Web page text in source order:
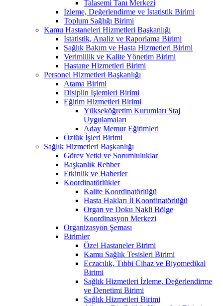
Talasemi Tanı Merkezi
İzleme, Değerlendirme ve İstatistik Birimi
Toplum Sağlığı Birimi
Kamu Hastaneleri Hizmetleri Başkanlığı
İstatistik, Analiz ve Raporlama Birimi
Sağlık Bakım ve Hasta Hizmetleri Birimi
Verimlilik ve Kalite Yönetim Birimi
Hastane Hizmetleri Birimi
Personel Hizmetleri Başkanlığı
Atama Birimi
Disiplin İşlemleri Birimi
Eğitim Hizmetleri Birimi
Yükseköğretim Kurumları Staj
Uygulamaları
Aday Memur Eğitimleri
Özlük İşleri Birimi
Sağlık Hizmetleri Başkanlığı
Görev Yetki ve Sorumluluklar
Başkanlık Rehber
Etkinlik ve Haberler
Koordinatörlükler
Kalite Koordinatörlüğü
Hasta Hakları İl Koordinatörlüğü
Organ ve Doku Nakli Bölge
Koordinasyon Merkezi
Organizasyon Şeması
Birimler
Özel Hastaneler Birimi
Kamu Sağlık Tesisleri Birimi
Eczacılık, Tıbbi Cihaz ve Biyomedikal
Birimi
Sağlık Hizmetleri İzleme, Değerlendirme
ve Denetimi Birimi
Sağlık Hizmetleri Birimi